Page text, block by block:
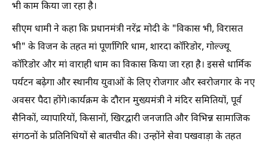
भी काम किया जा रहा है।
सीएम धामी ने कहा कि प्रधानमंत्री नरेंद्र मोदी के "विकास भी, विरासत
भी" के विजन के तहत मां पूर्णागिरि धाम, शारदा कॉरिडोर, गोल्ज्यू
कॉरिडोर और मां वाराही धाम का विकास किया जा रहा है। इससे धार्मिक
पर्यटन बढ़ेगा और स्थानीय युवाओं के लिए रोजगार और स्वरोजगार के नए
अवसर पैदा होंगे।कार्यक्रम के दौरान मुख्यमंत्री ने मंदिर समितियों, पूर्व
सैनिकों, व्यापारियों, किसानों, खिरद्वारी जनजाति और विभिन्न सामाजिक
संगठनों के प्रतिनिधियों से बातचीत की। उन्होंने सेवा पखवाड़ा के तहत